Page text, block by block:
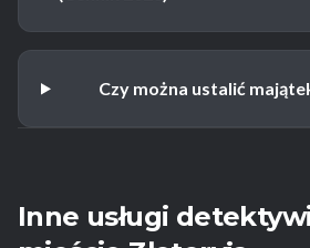
Czy można ustalić
Inne usługi